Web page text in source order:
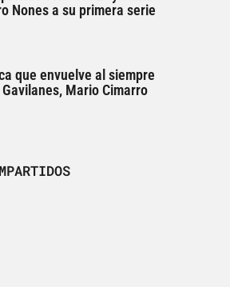
Nones a su primera serie
que envuelve al siempre
Mario Cimarro